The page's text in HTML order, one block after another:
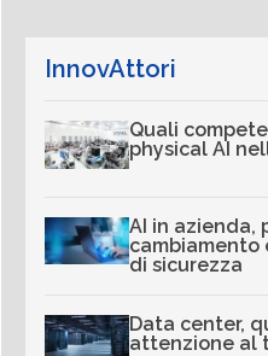
InnovAttori
Quali
physical AI
AI in azienda,
cambiamento
di sicurezza
Data center,
attenzione al